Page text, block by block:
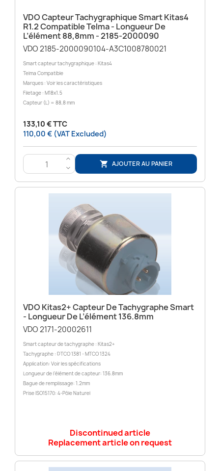
VDO Capteur Tachygraphique Smart Kitas4
R1.2 Compatible Telma - Longueur De
L’élément 88,8mm - 2185-2000090
VDO 2185-2000090104-A3C1008780021
Smart capteur tachygraphique : Kitas4
Telma Compatible
Marques : Voir les caractéristiques
Filetage : M18x1.5
Capteur (L) = 88,8 mm
133,10 € TTC
110,00 € (VAT Excluded)
>
<
 AJOUTER AU PANIER
VDO Kitas2+ Capteur De Tachygraphe Smart
- Longueur De L’élément 136.8mm
VDO 2171-20002611
Smart capteur de tachygraphe : Kitas2+
Tachygraphe : DTCO 1381 - MTCO 1324
Application: Voir les spécifications
Longueur de l’élément de capteur: 136.8mm
Bague de remplissage: 1.2mm
Prise ISO15170: 4-Pôle Naturel
Discontinued article
Replacement article on request